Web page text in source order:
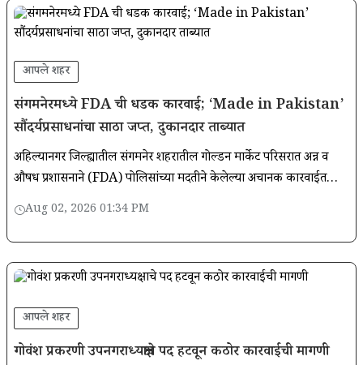
आपले शहर
संगमनेरमध्ये FDA ची धडक कारवाई; ‘Made in Pakistan’
सौंदर्यप्रसाधनांचा साठा जप्त, दुकानदार ताब्यात
अहिल्यानगर जिल्ह्यातील संगमनेर शहरातील गोल्डन मार्केट परिसरात अन्न व
औषध प्रशासनाने (FDA) पोलिसांच्या मदतीने केलेल्या अचानक कारवाईत
पाकिस्तानात तयार झालेल्या सौंदर्यप्रसाधनांचा साठा उघडकीस आला आहे.
Aug 02, 2026 01:34 PM
आपले शहर
गोवंश प्रकरणी उपनगराध्यक्षाचे पद हटवून कठोर कारवाईची मागणी